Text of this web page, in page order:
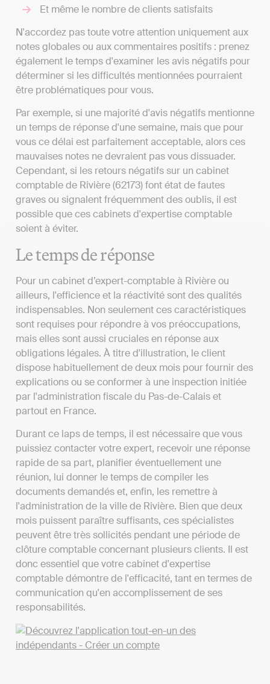
Et même le nombre de clients satisfaits
N'accordez pas toute votre attention uniquement aux
notes globales ou aux commentaires positifs : prenez
également le temps d'examiner les avis négatifs pour
déterminer si les difficultés mentionnées pourraient
être problématiques pour vous.
Par exemple, si une majorité d'avis négatifs mentionne
un temps de réponse d'une semaine, mais que pour
vous ce délai est parfaitement acceptable, alors ces
mauvaises notes ne devraient pas vous dissuader.
Cependant, si les retours négatifs sur un cabinet
comptable de Rivière (62173) font état de fautes
graves ou signalent fréquemment des oublis, il est
possible que ces cabinets d'expertise comptable
soient à éviter.
Le temps de réponse
Pour un cabinet d’expert-comptable à Rivière ou
ailleurs, l'efficience et la réactivité sont des qualités
indispensables. Non seulement ces caractéristiques
sont requises pour répondre à vos préoccupations,
mais elles sont aussi cruciales en réponse aux
obligations légales. À titre d'illustration, le client
dispose habituellement de deux mois pour fournir des
explications ou se conformer à une inspection initiée
par l'administration fiscale du Pas-de-Calais et
partout en France.
Durant ce laps de temps, il est nécessaire que vous
puissiez contacter votre expert, recevoir une réponse
rapide de sa part, planifier éventuellement une
réunion, lui donner le temps de compiler les
documents demandés et, enfin, les remettre à
l'administration de la ville de Rivière. Bien que deux
mois puissent paraître suffisants, ces spécialistes
peuvent être très sollicités pendant une période de
clôture comptable concernant plusieurs clients. Il est
donc essentiel que votre cabinet d'expertise
comptable démontre de l'efficacité, tant en termes de
communication qu'en accomplissement de ses
responsabilités.